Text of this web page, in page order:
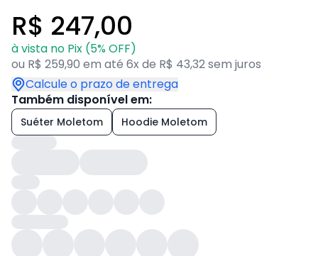
R$ 247,00
à vista no Pix (5% OFF)
ou R$ 259,90 em até 6x de R$ 43,32 sem juros
Calcule o prazo de entrega
Também disponível em:
Suéter Moletom Hoodie Moletom